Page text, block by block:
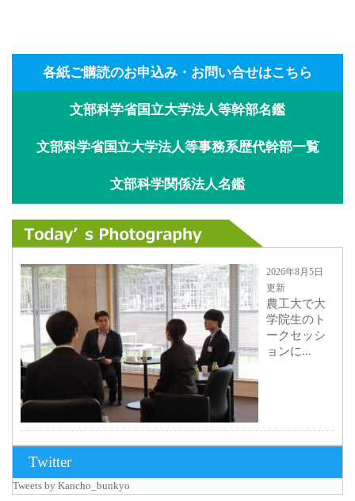
各紙ご購読のお申込み・お問い合せはこちら
文部科学省国立大学法人等幹部名鑑
文部科学省国立大学法人等事務系歴代幹部一覧
文部科学関係法人名鑑
2026年8月5日
更新
農工大で大
学院生のト
ークセッシ
ョンに...
Twitter
Tweets by Kancho_bunkyo